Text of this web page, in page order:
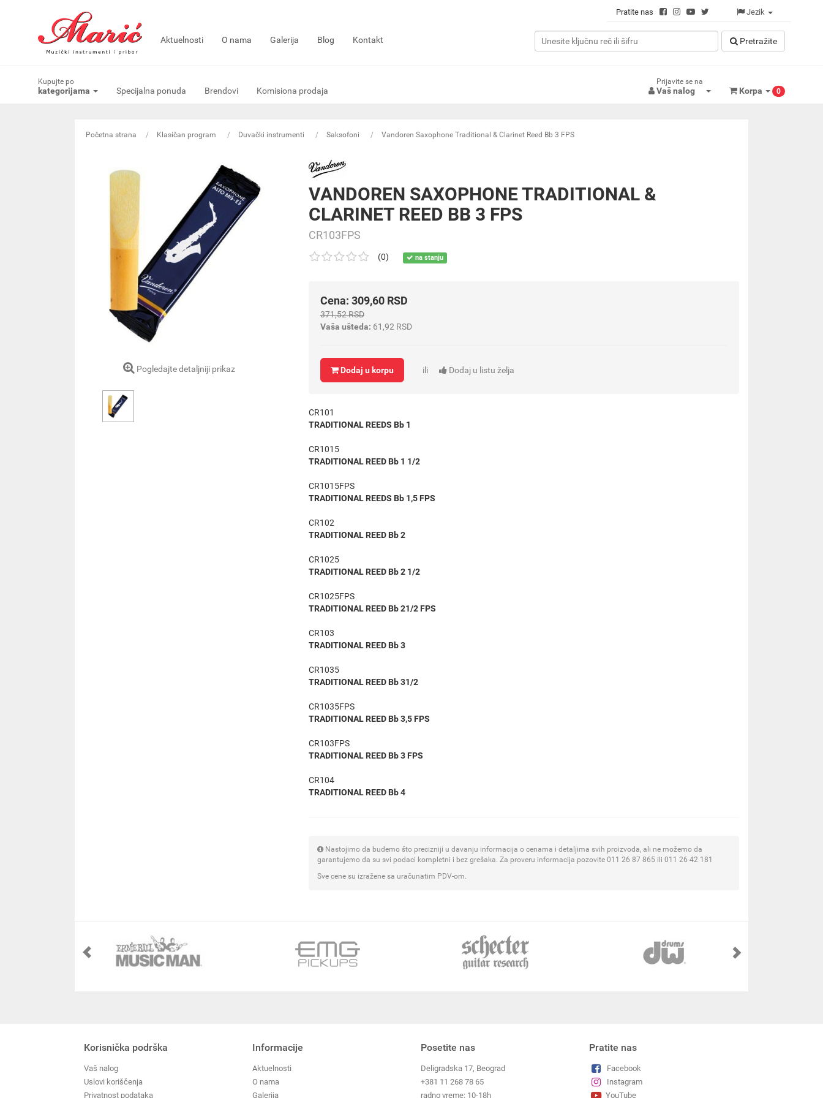
Pratite nas Jezik
Aktuelnosti O nama Galerija Blog Kontakt Pretražitе
Kupujte po
kategorijama Specijalna ponuda Brendovi Komisiona prodaja
Prijavite se na
Vaš nalog Korpa 0
Početna strana Klasičan program Duvački instrumenti Saksofoni Vandoren Saxophone Traditional & Clarinet Reed Bb 3 FPS
Pogledajte detaljniji prikaz
VANDOREN SAXOPHONE TRADITIONAL &
CLARINET REED BB 3 FPS
CR103FPS
(0) na stanju
Cena: 309,60 RSD
371,52 RSD
Vaša ušteda: 61,92 RSD
Dodaj u korpu ili Dodaj u listu želja
CR101
TRADITIONAL REEDS Bb 1
CR1015
TRADITIONAL REED Bb 1 1/2
CR1015FPS
TRADITIONAL REEDS Bb 1,5 FPS
CR102
TRADITIONAL REED Bb 2
CR1025
TRADITIONAL REED Bb 2 1/2
CR1025FPS
TRADITIONAL REED Bb 21/2 FPS
CR103
TRADITIONAL REED Bb 3
CR1035
TRADITIONAL REED Bb 31/2
CR1035FPS
TRADITIONAL REED Bb 3,5 FPS
CR103FPS
TRADITIONAL REED Bb 3 FPS
CR104
TRADITIONAL REED Bb 4
Nastojimo da budemo što precizniji u davanju informacija o cenama i detaljima svih proizvoda, ali ne možemo da
garantujemo da su svi podaci kompletni i bez grešaka. Za proveru informacija pozovite 011 26 87 865 ili 011 26 42 181
Sve cene su izražene sa uračunatim PDV-om.
Korisnička podrška
Vaš nalog
Uslovi koriščenja
Privatnost podataka
Informacije
Aktuelnosti
O nama
Galerija
Posetite nas
Deligradska 17, Beograd
+381 11 268 78 65
radno vreme: 10-18h
Pratite nas
Facebook
Instagram
YouTube